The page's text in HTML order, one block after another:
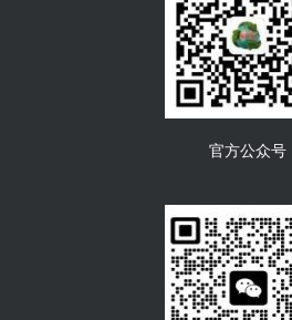
官方公众号